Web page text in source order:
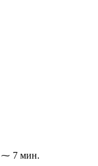
⁓ 7 мин.